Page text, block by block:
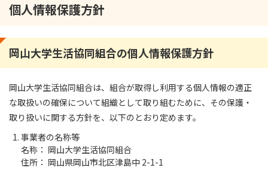
個人情報保護方針
岡山大学生活協同組合の個人情報保護方針
岡山大学生活協同組合は、組合が取得し利用する個人情報の適正
な取扱いの確保について組織として取り組むために、その保護・
取り扱いに関する方針を、以下のとおり定めます。
事業者の名称等
名称： 岡山大学生活協同組合
住所： 岡山県岡山市北区津島中 2-1-1